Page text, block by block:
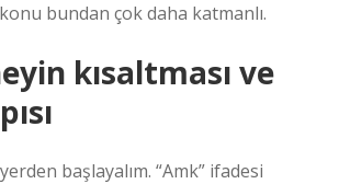
bundan çok daha katmanlı.
kısaltması ve
başlayalım. “Amk” ifadesi